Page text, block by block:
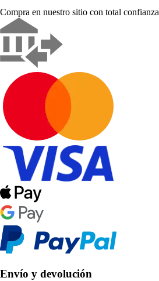
Compra en nuestro sitio con total confianza
Envío y devolución